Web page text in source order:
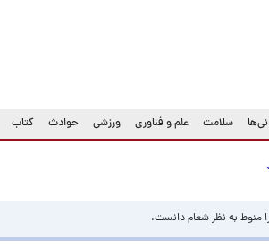
سلامت علم و فناوری ورزشی حوادث کتاب
منوط به نظر شعام دانست.